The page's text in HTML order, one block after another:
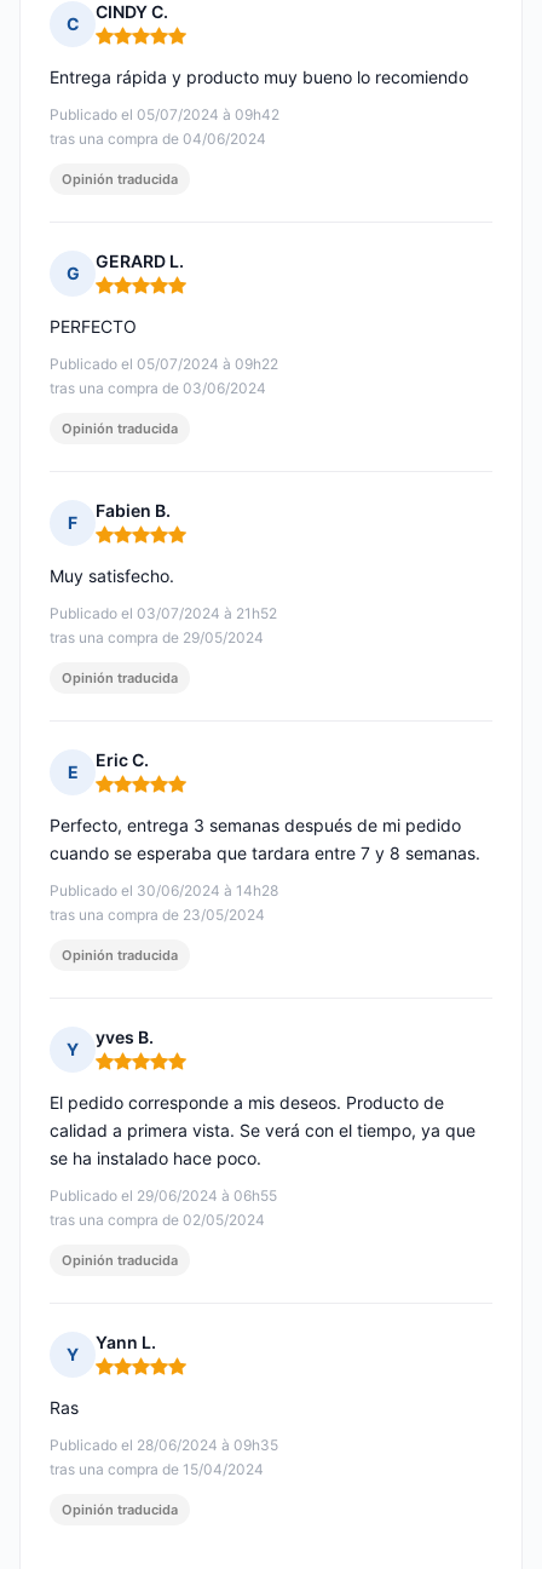
C
CINDY C.
Nota: 5 de 5
Publicado el 05/07/2024 à 09h42
tras una compra de 04/06/2024
Entrega rápida y producto muy bueno lo recomiendo
Opinión traducida
G
GERARD L.
Nota: 5 de 5
Publicado el 05/07/2024 à 09h22
tras una compra de 03/06/2024
PERFECTO
Opinión traducida
F
Fabien B.
Nota: 5 de 5
Publicado el 03/07/2024 à 21h52
tras una compra de 29/05/2024
Muy satisfecho.
Opinión traducida
E
Eric C.
Nota: 5 de 5
Publicado el 30/06/2024 à 14h28
tras una compra de 23/05/2024
Perfecto, entrega 3 semanas después de mi pedido
cuando se esperaba que tardara entre 7 y 8 semanas.
Opinión traducida
Y
yves B.
Nota: 5 de 5
Publicado el 29/06/2024 à 06h55
tras una compra de 02/05/2024
El pedido corresponde a mis deseos. Producto de
calidad a primera vista. Se verá con el tiempo, ya que
se ha instalado hace poco.
Opinión traducida
Y
Yann L.
Nota: 5 de 5
Publicado el 28/06/2024 à 09h35
tras una compra de 15/04/2024
Ras
Opinión traducida